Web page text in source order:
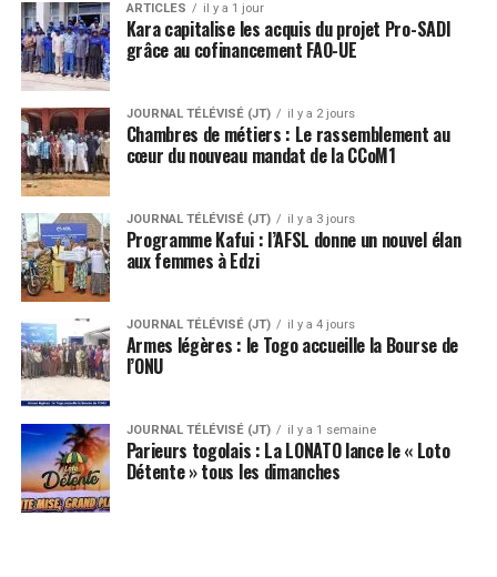
ARTICLES il y a 1 jour
Kara capitalise les acquis du projet Pro-SADI
grâce au cofinancement FAO-UE
JOURNAL TÉLÉVISÉ (JT) il y a 2 jours
Chambres de métiers : Le rassemblement au
cœur du nouveau mandat de la CCoM1
JOURNAL TÉLÉVISÉ (JT) il y a 3 jours
Programme Kafui : l’AFSL donne un nouvel élan
aux femmes à Edzi
JOURNAL TÉLÉVISÉ (JT) il y a 4 jours
Armes légères : le Togo accueille la Bourse de
l’ONU
JOURNAL TÉLÉVISÉ (JT) il y a 1 semaine
Parieurs togolais : La LONATO lance le « Loto
Détente » tous les dimanches